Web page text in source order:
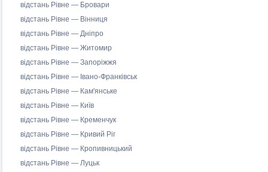
відстань Рівне — Бровари
відстань Рівне — Вінниця
відстань Рівне — Дніпро
відстань Рівне — Житомир
відстань Рівне — Запоріжжя
відстань Рівне — Івано-Франківськ
відстань Рівне — Кам'янське
відстань Рівне — Київ
відстань Рівне — Кременчук
відстань Рівне — Кривий Ріг
відстань Рівне — Кропивницький
відстань Рівне — Луцьк